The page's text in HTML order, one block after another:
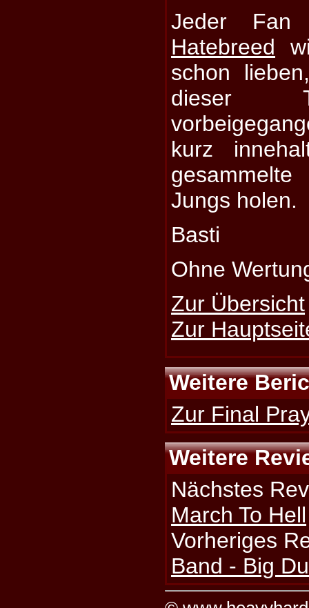
Jeder
Hatebreed
schon
dieser
kurz
Jungs holen.
Basti
Ohne
Zur Übersicht
Zur
Weitere
Zur Final
Weitere
Nächstes
March To Hell
Vorheriges
Band - Big